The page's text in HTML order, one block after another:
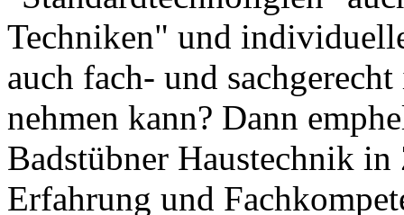
Techniken" und
auch fach- und
nehmen kann? Dann
Badstübner Haustechnik
Erfahrung und